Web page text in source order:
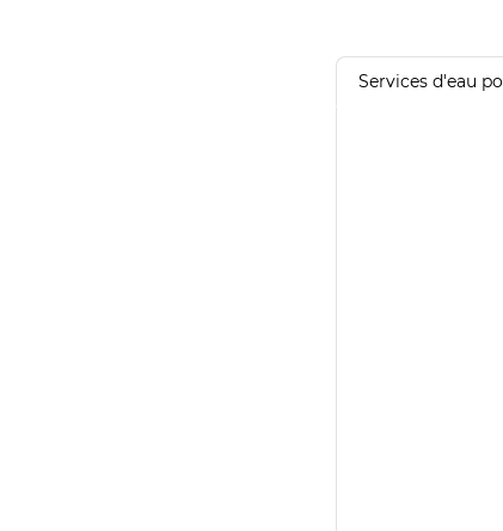
Services d'eau